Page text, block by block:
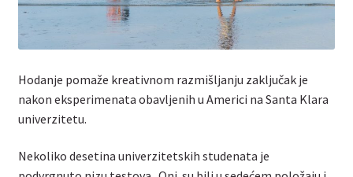
Hodanje pomaže kreativnom razmišljanju zaključak je
nakon eksperimenata obavljenih u Americi na Santa Klara
univerzitetu.
Nekoliko desetina univerzitetskih studenata je